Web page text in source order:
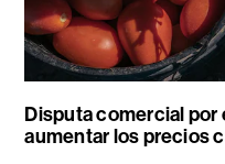
Disputa comercial por
aumentar los precios